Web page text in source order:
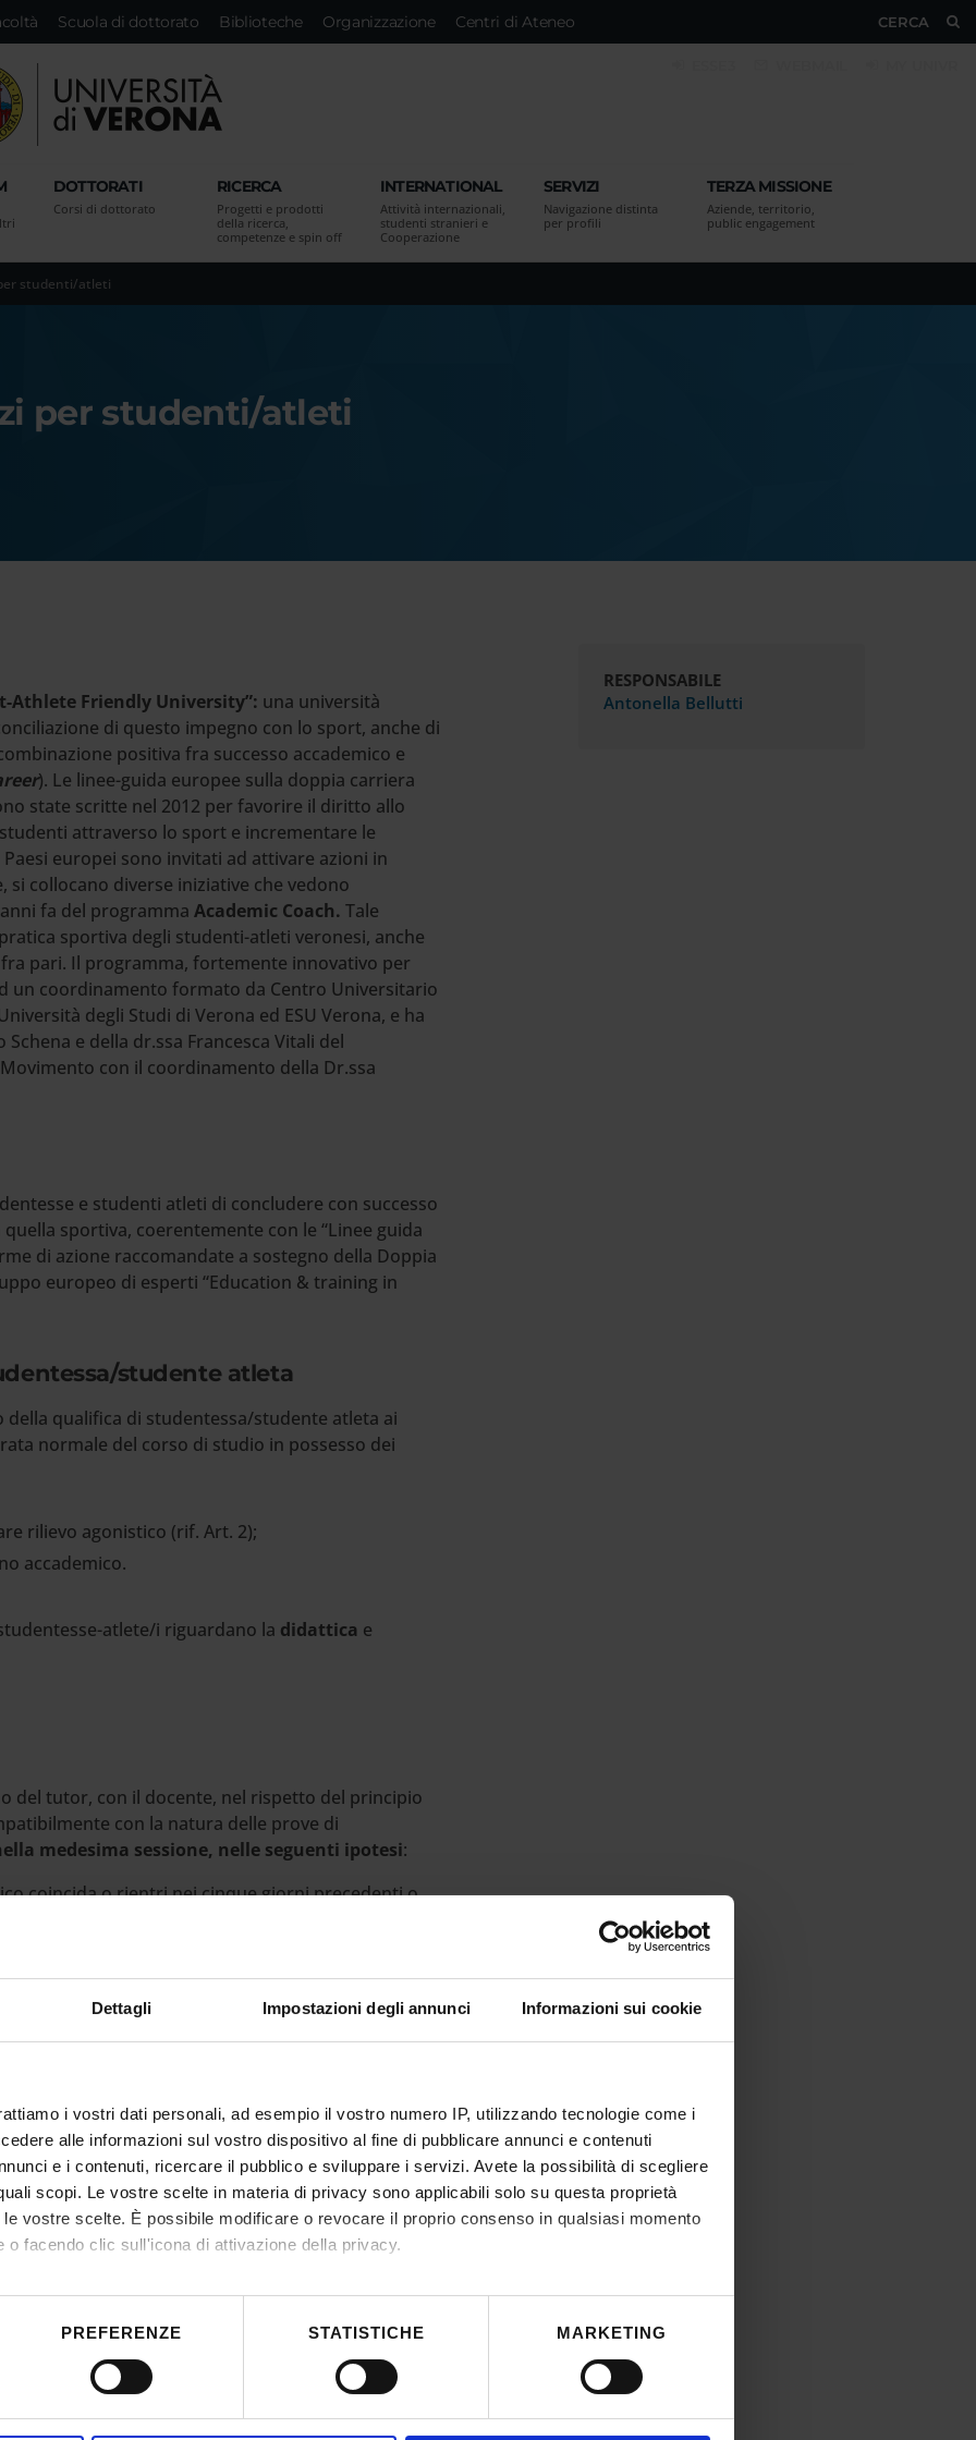
Dettagli Impostazioni degli annunci Informazioni sui cookie
i vostri dati personali, ad esempio il vostro numero IP, utilizzando tecnologie come i
alle informazioni sul vostro dispositivo al fine di pubblicare annunci e contenuti
e i contenuti, ricercare il pubblico e sviluppare i servizi. Avete la possibilità di scegliere
scopi. Le vostre scelte in materia di privacy sono applicabili solo su questa proprietà
vostre scelte. È possibile modificare o revocare il proprio consenso in qualsiasi momento
o facendo clic sull'icona di attivazione della privacy.
anche:
tua posizione geografica, con un'approssimazione di qualche metro,
elaborati i tuoi dati personali e imposta le tue preferenze nella
sezione dettagli . Puoi
PREFERENZE STATISTICHE MARKETING
CERCA
Scuola di dottorato Biblioteche Organizzazione Centri di Ateneo
DOTTORATI
Corsi di dottorato
RICERCA
Progetti e prodotti
della ricerca,
competenze e spin off
INTERNATIONAL
Attività internazionali,
studenti stranieri e
Cooperazione
SERVIZI
Navigazione distinta
per profili
TERZA MISSIONE
Aziende, territorio,
public engagement
studenti/atleti
per studenti/atleti
Athlete Friendly University”: una università
di questo impegno con lo sport, anche di
positiva fra successo accademico e
). Le linee-guida europee sulla doppia carriera
state scritte nel 2012 per favorire il diritto allo
attraverso lo sport e incrementare le
europei sono invitati ad attivare azioni in
collocano diverse iniziative che vedono
fa del programma Academic Coach. Tale
sportiva degli studenti-atleti veronesi, anche
pari. Il programma, fortemente innovativo per
un coordinamento formato da Centro Universitario
degli Studi di Verona ed ESU Verona, e ha
e della dr.ssa Francesca Vitali del
con il coordinamento della Dr.ssa
e studenti atleti di concludere con successo
sportiva, coerentemente con le “Linee guida
di azione raccomandate a sostegno della Doppia
europeo di esperti “Education & training in
studente atleta
della qualifica di studentessa/studente atleta ai
normale del corso di studio in possesso dei
rilievo agonistico (rif. Art. 2);
accademico.
atlete/i riguardano la didattica e
del tutor, con il docente, nel rispetto del principio
con la natura delle prove di
medesima sessione, nelle seguenti ipotesi:
coincida o rientri nei cinque giorni precedenti o
a cui lo studente è stato convocato,
o dal CONI provinciale o CUS;
coincida con il giorno stesso, quello precedente o
dovrà essere attestata da apposita
manifestazione;
coincida con periodi di raduni tecnici della
da documentazioni attestanti la
a non conteggiare l’assenza alla frequenza
qualora tale assenza coincida con una partita o
o periodo di raduno tecnico (previa
come studente-atleta nel Diploma Supplement
previste riguardanti il percorso di studio
RESPONSABILE
Antonella Bellutti